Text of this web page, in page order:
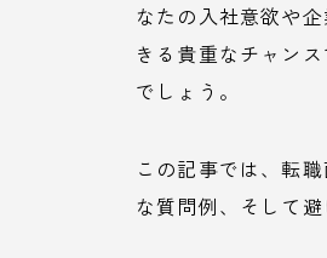
なたの入社意欲や
きる貴重なチャン
でしょう。
この記事では、転
な質問例、そして